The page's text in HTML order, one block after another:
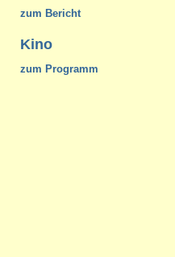
zum Bericht
Kino
zum Programm